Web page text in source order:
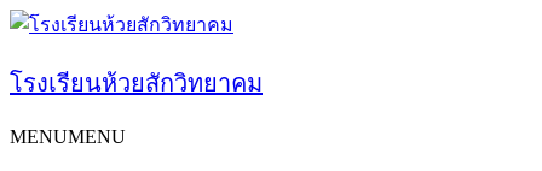
Skip
โรงเรียนห้วยสักวิทยาคม
MENUMENU